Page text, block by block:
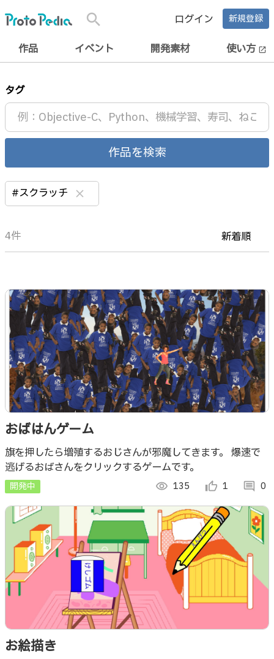
search ログイン 新規登録
作品 イベント 開発素材 使い方 open_in_new
タグ
作品を検索
#スクラッチ clear
4件 新着順
おばはんゲーム
旗を押したら増殖するおじさんが邪魔してきます。 爆速で
逃げるおばさんをクリックするゲームです。
開発中 visibility 135 thumb_up_alt 1 comment 0
お絵描き